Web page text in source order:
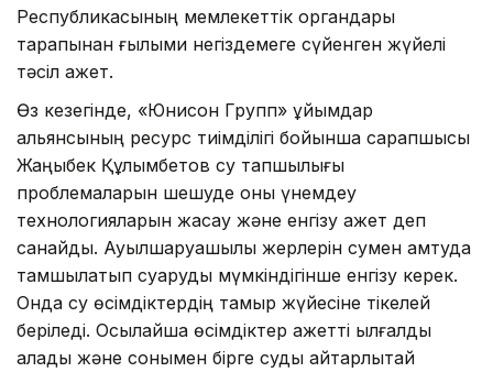
Республикасының мемлекеттік органдары
тарапынан ғылыми негіздемеге сүйенген жүйелі
тәсіл қажет.
Өз кезегінде, «Юнисон Групп» ұйымдар
альянсының ресурс тиімділігі бойынша сарапшысы
Жаңыбек Құлымбетов су тапшылығы
проблемаларын шешуде оны үнемдеу
технологияларын жасау және енгізу қажет деп
санайды. Ауылшаруашылық жерлерін сумен қамтуда
тамшылатып суаруды мүмкіндігінше енгізу керек.
Онда су өсімдіктердің тамыр жүйесіне тікелей
беріледі. Осылайша өсімдіктер қажетті ылғалды
алады және сонымен бірге суды айтарлықтай